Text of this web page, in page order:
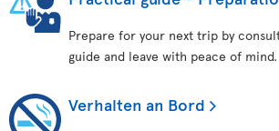
Prepare for your next trip by
guide and leave with peace of mind.
Verhalten an Bord